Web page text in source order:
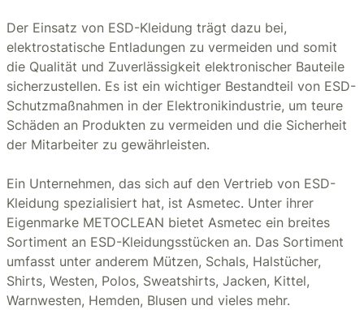
Der Einsatz von ESD-Kleidung trägt dazu bei,
elektrostatische Entladungen zu vermeiden und somit
die Qualität und Zuverlässigkeit elektronischer Bauteile
sicherzustellen. Es ist ein wichtiger Bestandteil von ESD-
Schutzmaßnahmen in der Elektronikindustrie, um teure
Schäden an Produkten zu vermeiden und die Sicherheit
der Mitarbeiter zu gewährleisten.
Ein Unternehmen, das sich auf den Vertrieb von ESD-
Kleidung spezialisiert hat, ist Asmetec. Unter ihrer
Eigenmarke METOCLEAN bietet Asmetec ein breites
Sortiment an ESD-Kleidungsstücken an. Das Sortiment
umfasst unter anderem Mützen, Schals, Halstücher,
Shirts, Westen, Polos, Sweatshirts, Jacken, Kittel,
Warnwesten, Hemden, Blusen und vieles mehr.